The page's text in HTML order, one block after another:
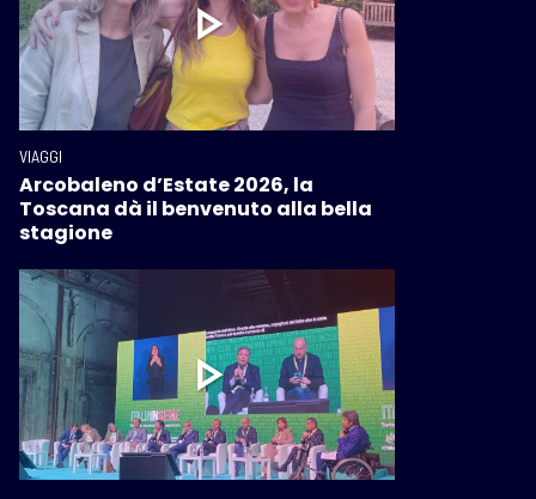
VIAGGI
Arcobaleno d’Estate 2026, la
Toscana dà il benvenuto alla bella
stagione